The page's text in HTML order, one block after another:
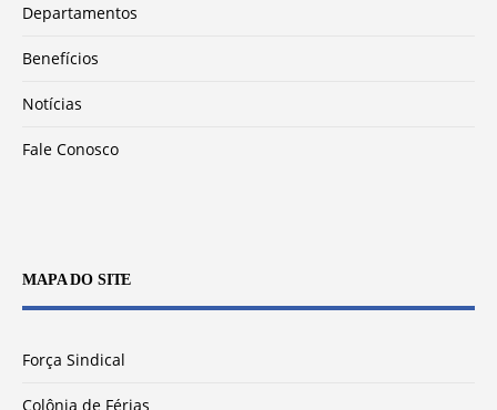
Departamentos
Benefícios
Notícias
Fale Conosco
MAPA DO SITE
Força Sindical
Colônia de Férias